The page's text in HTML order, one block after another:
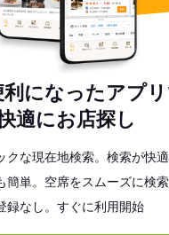
利になったアプ
適にお店探し
クな現在地検索。検索が快
簡単。空席をスムーズに検索
録なし。すぐに利用開始